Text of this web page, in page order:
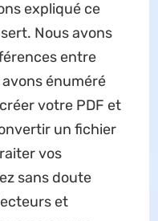
expliqué ce
Nous avons
entre
avons énuméré
votre PDF et
un fichier
vos
sans doute
et